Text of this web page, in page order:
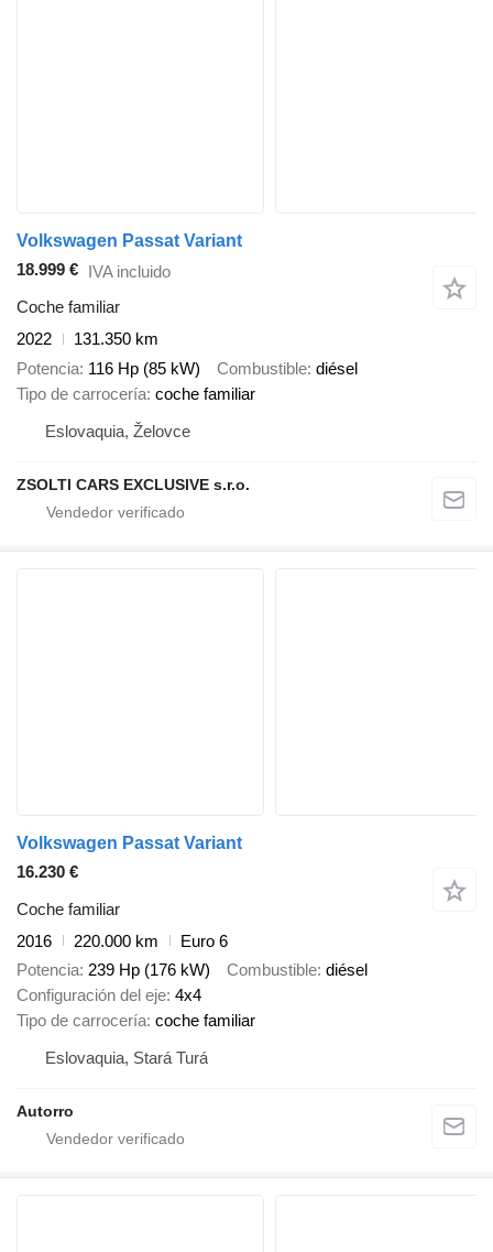
Volkswagen Passat Variant
18.999 € IVA incluido
Coche familiar
2022
131.350 km
Potencia 116 Hp (85 kW) Combustible diésel
Tipo de carrocería coche familiar
Eslovaquia, Želovce
ZSOLTI CARS EXCLUSIVE s.r.o.
Volkswagen Passat Variant
16.230 €
Coche familiar
2016
220.000 km
Euro 6
Potencia 239 Hp (176 kW) Combustible diésel
Configuración del eje 4x4
Tipo de carrocería coche familiar
Eslovaquia, Stará Turá
Autorro